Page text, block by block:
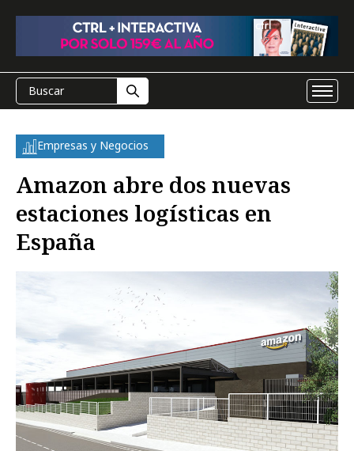
Empresas y Negocios
Amazon abre dos nuevas
estaciones logísticas en
España